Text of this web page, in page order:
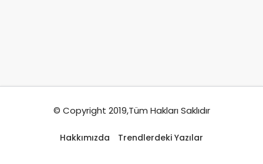
© Copyright 2019,Tüm Hakları Saklıdır
Hakkımızda Trendlerdeki Yazılar